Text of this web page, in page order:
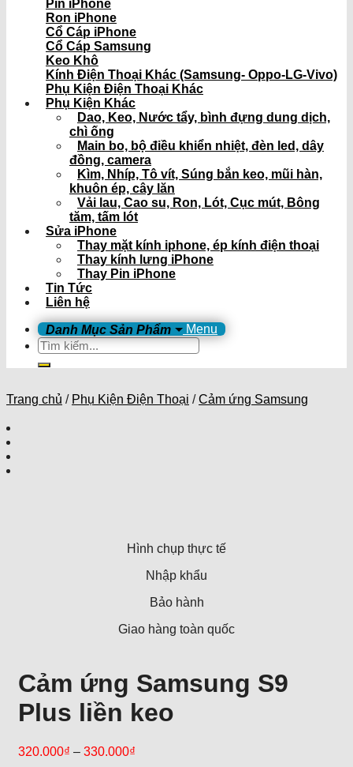
Pin iPhone
Ron iPhone
Cổ Cáp iPhone
Cổ Cáp Samsung
Keo Khô
Kính Điện Thoại Khác (Samsung- Oppo-LG-Vivo)
Phụ Kiện Điện Thoại Khác
Phụ Kiện Khác
Dao, Keo, Nước tẩy, bình đựng dung dịch,
chì ống
Main bo, bộ điều khiển nhiệt, đèn led, dây
đồng, camera
Kìm, Nhíp, Tô vít, Súng bắn keo, mũi hàn,
khuôn ép, cây lăn
Vải lau, Cao su, Ron, Lót, Cục mút, Bông
tăm, tấm lót
Sửa iPhone
Thay mặt kính iphone, ép kính điện thoại
Thay kính lưng iPhone
Thay Pin iPhone
Tin Tức
Liên hệ
Menu
Tìm
kiếm:
Trang chủ / Phụ Kiện Điện Thoại / Cảm ứng Samsung
Hình chụp thực tế
Nhập khẩu
Bảo hành
Giao hàng toàn quốc
Cảm ứng Samsung S9
Plus liền keo
320.000₫ – 330.000₫